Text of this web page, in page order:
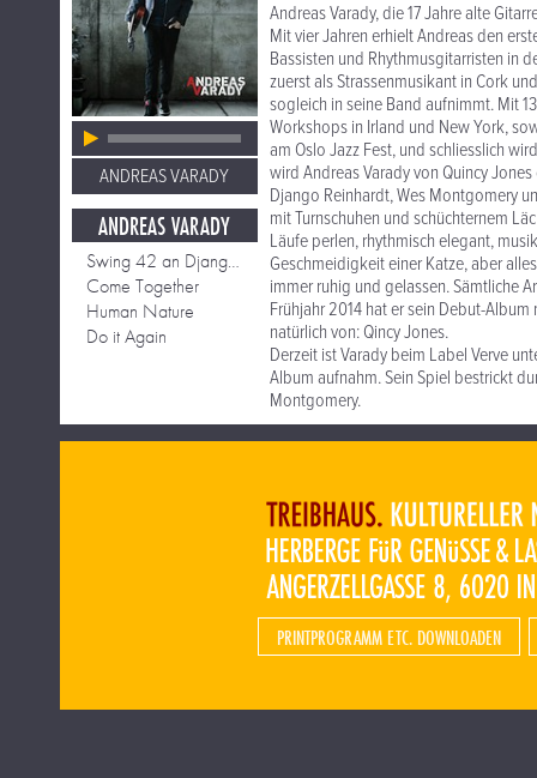
ANDREAS VARADY
ANDREAS VARADY
Swing 42 an Django Reinhardt
Come Together
Human Nature
Do it Again
Andreas Varady, die 17 Jahre alte
Mit vier Jahren erhielt Andreas den
Bassisten und Rhythmusgitarristen in
zuerst als Strassenmusikant in Cork
sogleich in seine Band aufnimmt. Mit
Workshops in Irland und New York,
am Oslo Jazz Fest, und schliesslich
wird Andreas Varady von Quincy
Django Reinhardt, Wes Montgomery
mit Turnschuhen und schüchternem
Läufe perlen, rhythmisch elegant,
Geschmeidigkeit einer Katze, aber
immer ruhig und gelassen. Sämtliche
Frühjahr 2014 hat er sein Debut-
natürlich von: Qincy Jones.
Derzeit ist Varady beim Label Verve
Album aufnahm. Sein Spiel bestrickt
Montgomery.
PRINTPROGRAMM ETC. DOWNLOADEN